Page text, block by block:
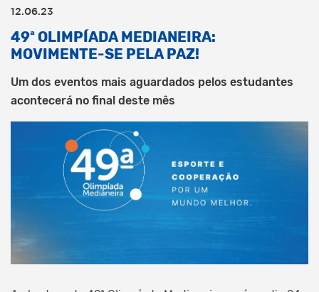
12.06.23
49ª OLIMPÍADA MEDIANEIRA:
MOVIMENTE-SE PELA PAZ!
Um dos eventos mais aguardados pelos estudantes
acontecerá no final deste mês